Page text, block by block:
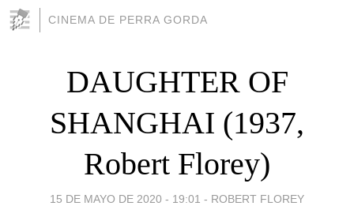
CINEMA DE PERRA GORDA
DAUGHTER OF
SHANGHAI (1937,
Robert Florey)
15 DE MAYO DE 2020 - 19:01 - ROBERT FLOREY